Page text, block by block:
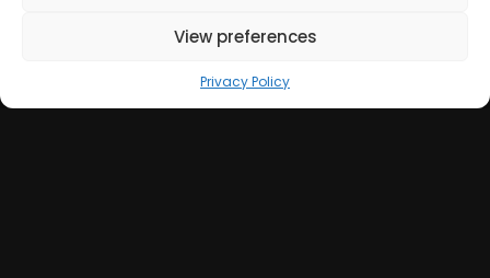
View preferences
Privacy Policy
Mindful Marketing: Un Nuovo
Approccio alla Comunicazione
Aziendale